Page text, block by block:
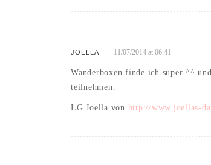
JOELLA 11/07/2014 at 06:41
Wanderboxen finde ich super ^^
teilnehmen.
LG Joella von http://www.joellas-